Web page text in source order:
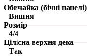
Обичайка (бічні панелі)
Вишня
Розмір
4/4
Цілісна верхня дека
Так